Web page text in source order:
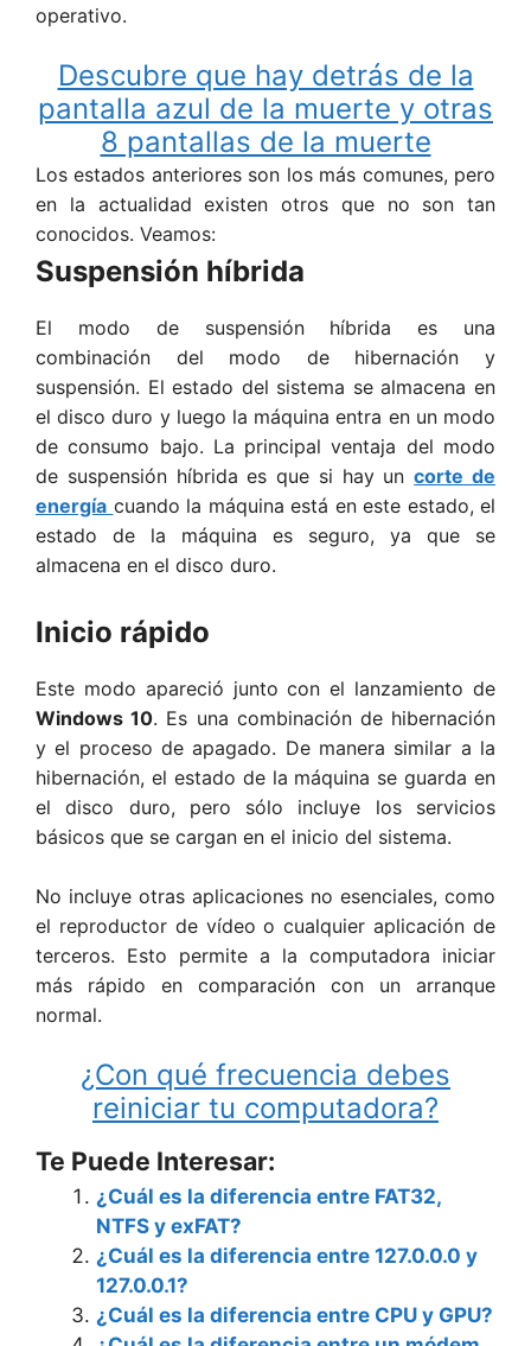
operativo.
Descubre que hay detrás de la
pantalla azul de la muerte y otras
8 pantallas de la muerte
Los estados anteriores son los más comunes, pero
en la actualidad existen otros que no son tan
conocidos. Veamos:
Suspensión híbrida
El modo de suspensión híbrida es una
combinación del modo de hibernación y
suspensión. El estado del sistema se almacena en
el disco duro y luego la máquina entra en un modo
de consumo bajo. La principal ventaja del modo
de suspensión híbrida es que si hay uncorte de
energía cuando la máquina está en este estado, el
estado de la máquina es seguro, ya que se
almacena en el disco duro.
Inicio rápido
Este modo apareció junto con el lanzamiento de
Windows 10. Es una combinación de hibernación
y el proceso de apagado. De manera similar a la
hibernación, el estado de la máquina se guarda en
el disco duro, pero sólo incluye los servicios
básicos que se cargan en el inicio del sistema.
No incluye otras aplicaciones no esenciales, como
el reproductor de vídeo o cualquier aplicación de
terceros. Esto permite a la computadora iniciar
más rápido en comparación con un arranque
normal.
¿Con qué frecuencia debes
reiniciar tu computadora?
Te Puede Interesar:
¿Cuál es la diferencia entre FAT32,
NTFS y exFAT?
¿Cuál es la diferencia entre 127.0.0.0 y
127.0.0.1?
¿Cuál es la diferencia entre CPU y GPU?